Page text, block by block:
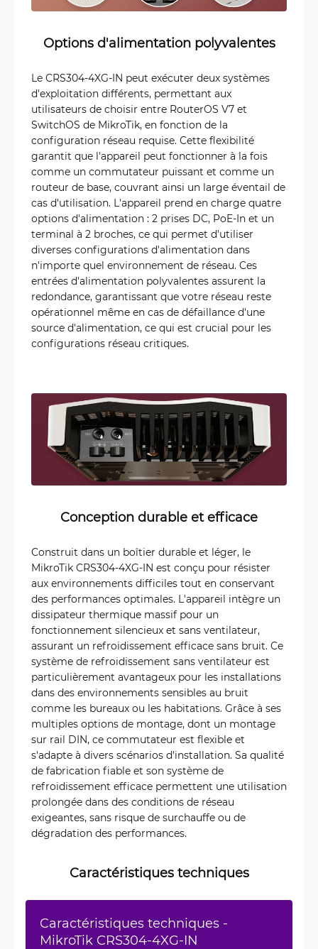
Options d'alimentation polyvalentes
Le CRS304-4XG-IN peut exécuter deux systèmes
d'exploitation différents, permettant aux
utilisateurs de choisir entre RouterOS V7 et
SwitchOS de MikroTik, en fonction de la
configuration réseau requise. Cette flexibilité
garantit que l'appareil peut fonctionner à la fois
comme un commutateur puissant et comme un
routeur de base, couvrant ainsi un large éventail de
cas d'utilisation. L'appareil prend en charge quatre
options d'alimentation : 2 prises DC, PoE-In et un
terminal à 2 broches, ce qui permet d'utiliser
diverses configurations d'alimentation dans
n'importe quel environnement de réseau. Ces
entrées d'alimentation polyvalentes assurent la
redondance, garantissant que votre réseau reste
opérationnel même en cas de défaillance d'une
source d'alimentation, ce qui est crucial pour les
configurations réseau critiques.
Conception durable et efficace
Construit dans un boîtier durable et léger, le
MikroTik CRS304-4XG-IN est conçu pour résister
aux environnements difficiles tout en conservant
des performances optimales. L'appareil intègre un
dissipateur thermique massif pour un
fonctionnement silencieux et sans ventilateur,
assurant un refroidissement efficace sans bruit. Ce
système de refroidissement sans ventilateur est
particulièrement avantageux pour les installations
dans des environnements sensibles au bruit
comme les bureaux ou les habitations. Grâce à ses
multiples options de montage, dont un montage
sur rail DIN, ce commutateur est flexible et
s'adapte à divers scénarios d'installation. Sa qualité
de fabrication fiable et son système de
refroidissement efficace permettent une utilisation
prolongée dans des conditions de réseau
exigeantes, sans risque de surchauffe ou de
dégradation des performances.
Caractéristiques techniques
Caractéristiques techniques -
MikroTik CRS304-4XG-IN